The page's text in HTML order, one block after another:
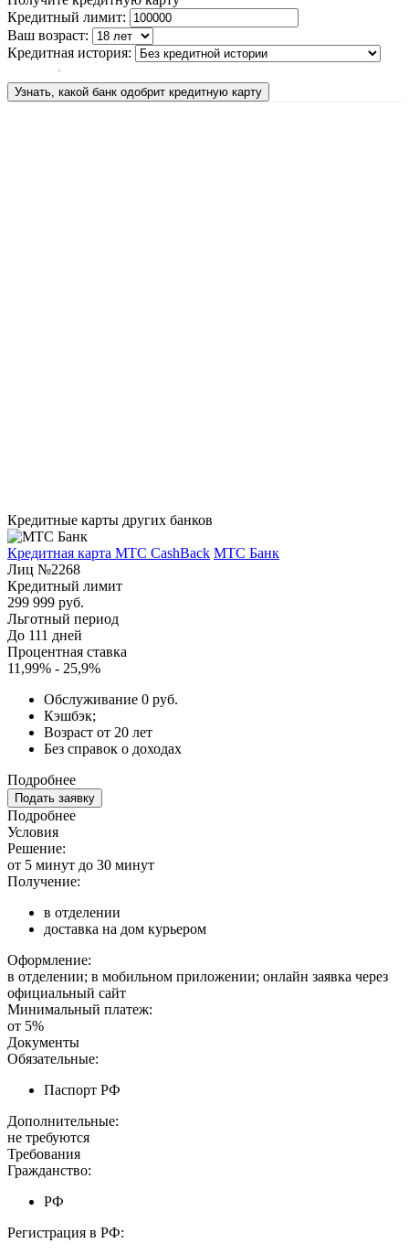
Кредитный лимит:
Ваш возраст:
Кредитная история:
Узнать, какой банк одобрит кредитную карту
Кредитные карты других банков
Кредитная карта МТС CashBack МТС Банк
Лиц №2268
Кредитный лимит
299 999 руб.
Льготный период
До 111 дней
Процентная ставка
11,99% - 25,9%
Обслуживание 0 руб.
Кэшбэк;
Возраст от 20 лет
Без справок о доходах
Подробнее
Подать заявку
Подробнее
Условия
Решение:
от 5 минут до 30 минут
Получение:
в отделении
доставка на дом курьером
Оформление:
в отделении; в мобильном приложении; онлайн заявка через
официальный сайт
Минимальный платеж:
от 5%
Документы
Обязательные:
Паспорт РФ
Дополнительные:
не требуются
Требования
Гражданство:
РФ
Регистрация в РФ: